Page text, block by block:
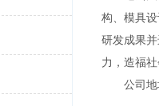
构、模具
研发成果
力，造福
公司地址